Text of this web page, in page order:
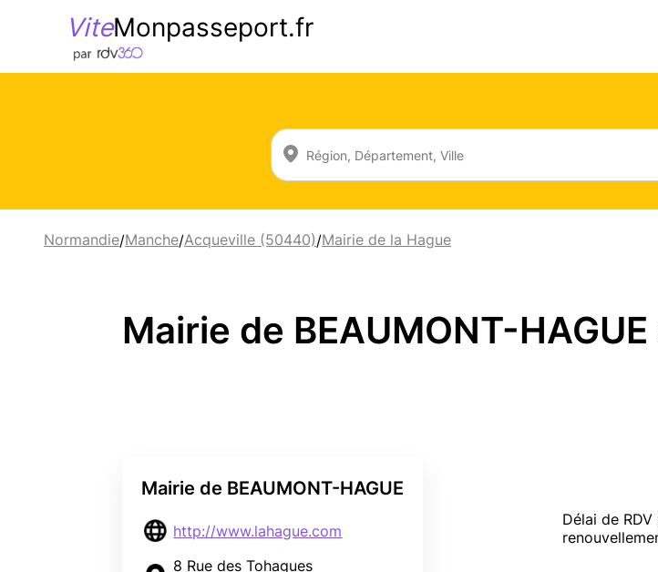
ViteMonpasseport.fr
Normandie/Manche/Acqueville (50440)/Mairie de la Hague
Mairie de BEAUMONT-HAGUE
Mairie de BEAUMONT-HAGUE
http://www.lahague.com
8 Rue des Tohagues
Délai de